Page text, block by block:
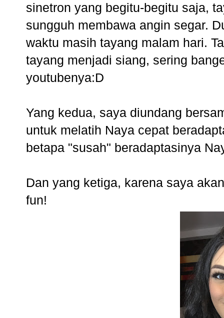
sinetron yang begitu-begitu saja,
sungguh membawa angin segar.
waktu masih tayang malam hari.
tayang menjadi siang, sering
youtubenya:D
Yang kedua, saya diundang
untuk melatih Naya cepat
betapa "susah" beradaptasinya
Dan yang ketiga, karena saya
fun!